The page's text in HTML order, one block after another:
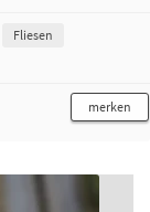
Fliesen
merken